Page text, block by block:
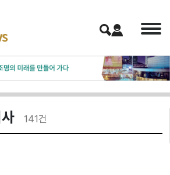
141건